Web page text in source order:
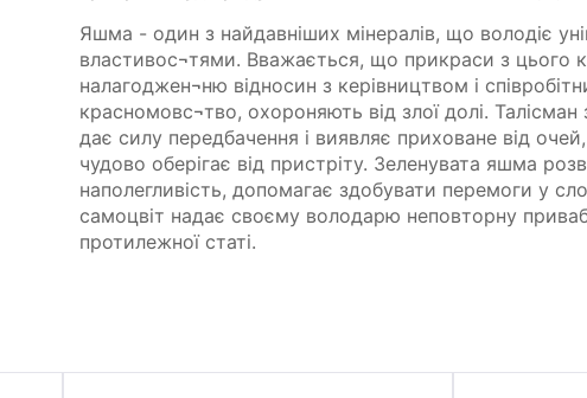
Яшма - один з найдавніших мінералів, що володіє
властивос¬тями. Вважається, що прикраси з цього
налагоджен¬ню відносин з керівництвом і
красномовс¬тво, охороняють від злої долі.
дає силу передбачення і виявляє приховане від
чудово оберігає від пристріту. Зеленувата яшма
наполегливість, допомагає здобувати перемоги у
самоцвіт надає своєму володарю неповторну
протилежної статі.